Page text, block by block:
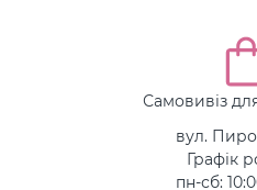
Самовивіз
вул.
Графік
пн-сб: